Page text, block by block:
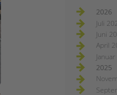
2026
Juli
Juni
April
2025